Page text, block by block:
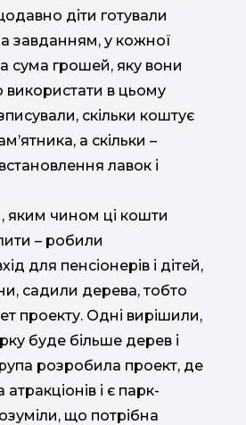
діти готували
завданням, у кожної
сума грошей, яку вони
в цьому
скільки коштує
а скільки –
лавок і
яким чином ці кошти
– робили
для пенсіонерів і дітей,
садили дерева, тобто
проекту. Одні вирішили,
буде більше дерев і
розробила проект, де
і є парк-
що потрібна